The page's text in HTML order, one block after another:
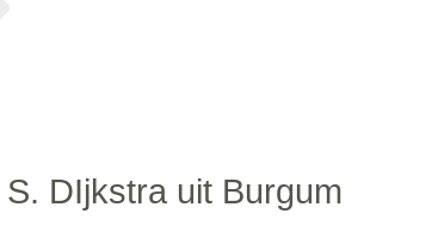
S. DIjkstra uit Burgum